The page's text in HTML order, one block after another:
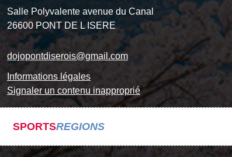
Salle Polyvalente avenue du Canal
26600 PONT DE L ISERE
dojopontdiserois@gmail.com
Informations légales
Signaler un contenu inapproprié
SPORTSREGIONS